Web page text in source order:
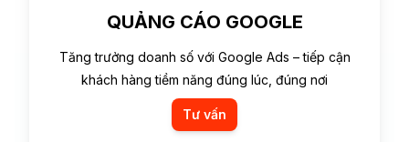
QUẢNG CÁO GOOGLE
Tăng trưởng doanh số với Google Ads – tiếp cận
khách hàng tiềm năng đúng lúc, đúng nơi
Tư vấn